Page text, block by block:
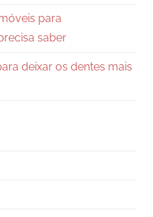
para
saber
deixar os dentes mais